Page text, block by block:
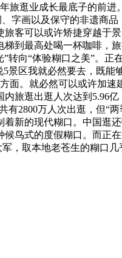
旅逛业成长最底子的前
字画以及保守的非遗商
客可以或许矫捷穿越于
到最高处喝一杯咖啡，
向“体验糊口之美”。
区我就必然要去，既
面。就必然可以或许加
旅逛出逛人次达到5.96
2800万人次出逛，但“
新的现代糊口。中国逛
鸟式的度假糊口。而正
，取本地老苍生的糊口几